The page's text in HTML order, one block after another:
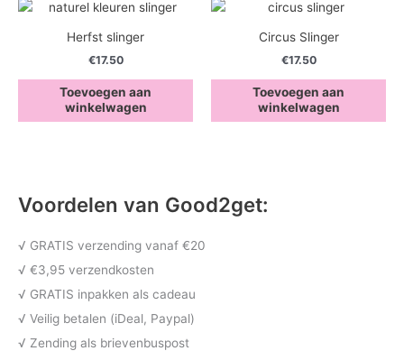
Voordelen van Good2get:
√ GRATIS verzending vanaf €20
√ €3,95 verzendkosten
√ GRATIS inpakken als cadeau
√ Veilig betalen (iDeal, Paypal)
√ Zending als brievenbuspost
Herfst slinger
€17.50
Toevoegen aan
winkelwagen
Circus Slinger
€17.50
Toevoegen aan
winkelwagen